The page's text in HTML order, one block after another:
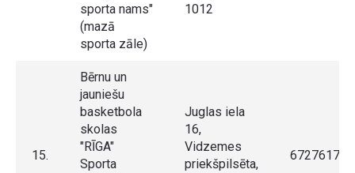
sporta nams"
(mazā
sporta zāle)
1012
15.
Bērnu un
jauniešu
basketbola
skolas
"RĪGA"
Sporta
Juglas iela
16,
Vidzemes
priekšpilsēta,
67276175